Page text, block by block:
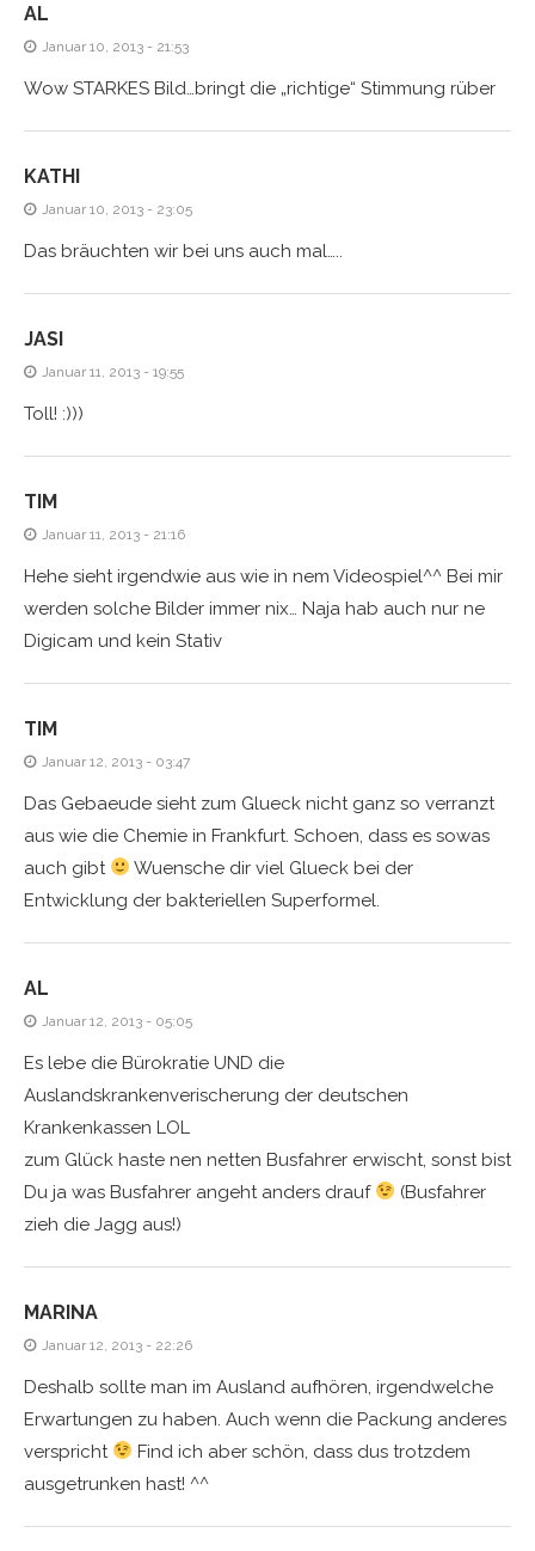
AL
Januar 10, 2013 - 21:53
Wow STARKES Bild…bringt die „richtige“ Stimmung rüber
KATHI
Januar 10, 2013 - 23:05
Das bräuchten wir bei uns auch mal…..
JASI
Januar 11, 2013 - 19:55
Toll! :)))
TIM
Januar 11, 2013 - 21:16
Hehe sieht irgendwie aus wie in nem Videospiel^^ Bei mir
werden solche Bilder immer nix… Naja hab auch nur ne
Digicam und kein Stativ
TIM
Januar 12, 2013 - 03:47
Das Gebaeude sieht zum Glueck nicht ganz so verranzt
aus wie die Chemie in Frankfurt. Schoen, dass es sowas
auch gibt
Wuensche dir viel Glueck bei der
Entwicklung der bakteriellen Superformel.
AL
Januar 12, 2013 - 05:05
Es lebe die Bürokratie UND die
Auslandskrankenverischerung der deutschen
Krankenkassen LOL
zum Glück haste nen netten Busfahrer erwischt, sonst bist
Du ja was Busfahrer angeht anders drauf
(Busfahrer
zieh die Jagg aus!)
MARINA
Januar 12, 2013 - 22:26
Deshalb sollte man im Ausland aufhören, irgendwelche
Erwartungen zu haben. Auch wenn die Packung anderes
verspricht
Find ich aber schön, dass dus trotzdem
ausgetrunken hast! ^^